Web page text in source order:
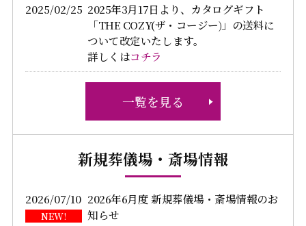
2025/02/25 2025年3月17日より、カタログギフト
「THE COZY(ザ・コージー)」の送料に
ついて改定いたします。
詳しくはコチラ
一覧を見る
新規葬儀場・斎場情報
2026/07/10 2026年6月度 新規葬儀場・斎場情報のお
知らせ